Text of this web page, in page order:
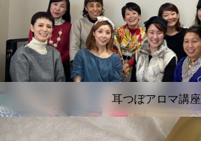
耳つぼアロマ講座